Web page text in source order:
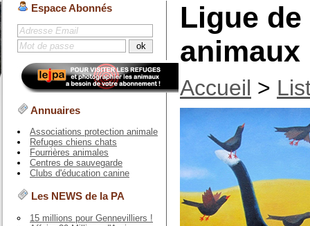
Espace Abonnés
Annuaires
Associations protection animale
Refuges chiens chats
Fourrières animales
Centres de sauvegarde
Clubs d'éducation canine
Les NEWS de la PA
15 millions pour Gennevilliers !
Ligue
animaux
Accueil >